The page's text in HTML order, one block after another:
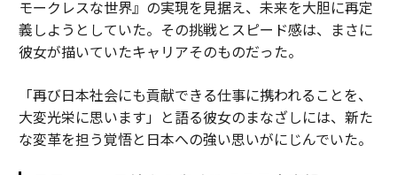
モークレスな世界』の実現を見据え、未来を大胆に再定
義しようとしていた。その挑戦とスピード感は、まさに
彼女が描いていたキャリアそのものだった。
「再び日本社会にも貢献できる仕事に携われることを、
大変光栄に思います」と語る彼女のまなざしには、新た
な変革を担う覚悟と日本への強い思いがにじんでいた。